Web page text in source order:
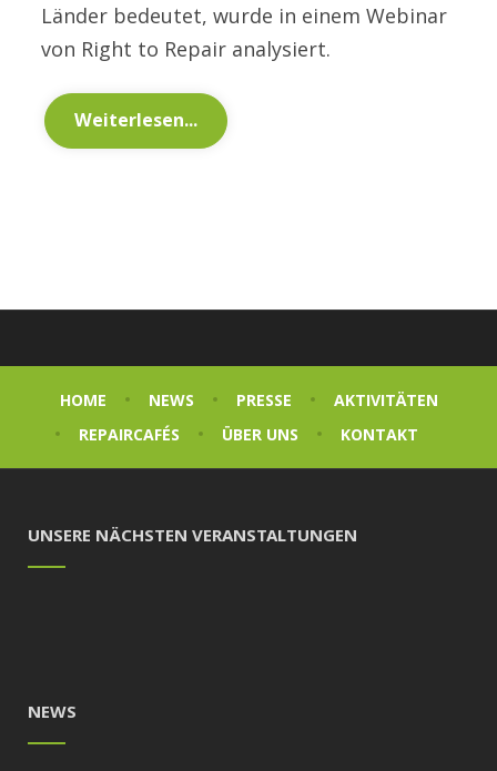
Länder bedeutet, wurde in einem Webinar
von Right to Repair analysiert.
Weiterlesen...
HOME NEWS PRESSE
AKTIVITÄTEN
REPAIRCAFÉS
ÜBER UNS KONTAKT
UNSERE NÄCHSTEN VERANSTALTUNGEN
NEWS